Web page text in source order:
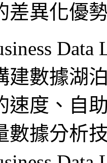
差異化優
建數據湖
速度、自
數據分析